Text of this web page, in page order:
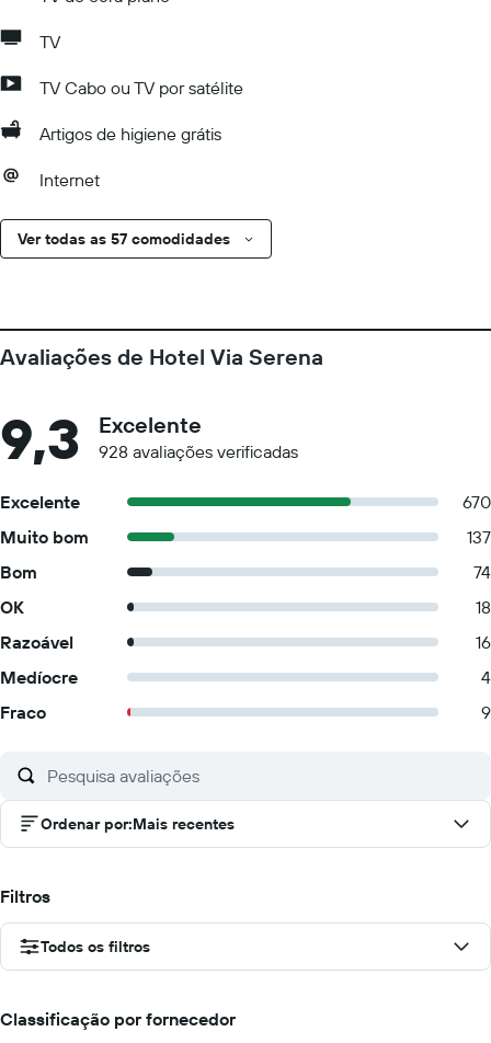
TV
TV Cabo ou TV por satélite
Artigos de higiene grátis
Internet
Ver todas as 57 comodidades
Avaliações de Hotel Via Serena
9,3 Excelente
928 avaliações verificadas
Excelente
670
Muito bom
137
Bom
74
OK
18
Razoável
16
Medíocre
4
Fraco
9
Ordenar por:Mais recentes
Filtros
Todos os filtros
Classificação por fornecedor